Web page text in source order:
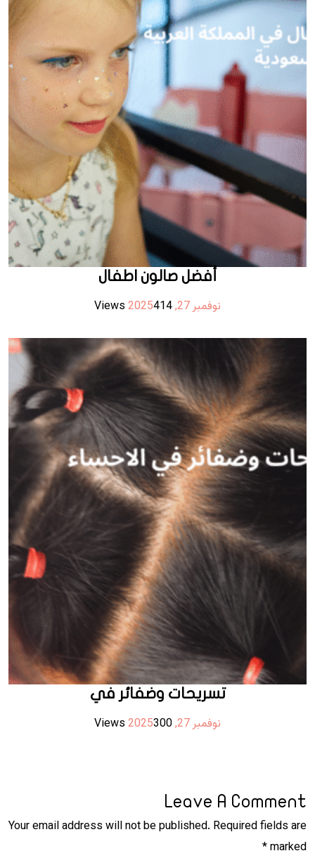
أفضل صالون اطفال
نوفمبر 27, 2025 414 Views
تسريحات وضفائر في
نوفمبر 27, 2025 300 Views
Leave A Comment
Your email address will not be published. Required fields are
marked *